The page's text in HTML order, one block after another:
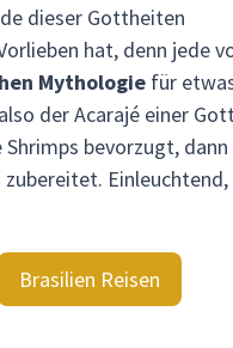
dieser Gottheiten
hat, denn jede
Mythologie für
der Acarajé einer
bevorzugt, dann
Einleuchtend,
Brasilien Reisen